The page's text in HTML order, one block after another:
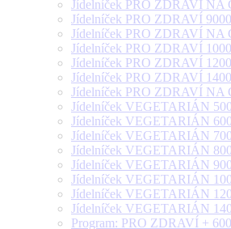
Jídelníček PRO ZDRAVÍ NA
Jídelníček PRO ZDRAVÍ
Jídelníček PRO ZDRAVÍ NA
Jídelníček PRO ZDRAVÍ
Jídelníček PRO ZDRAVÍ
Jídelníček PRO ZDRAVÍ
Jídelníček PRO ZDRAVÍ NA
Jídelníček VEGETARIÁN
Jídelníček VEGETARIÁN
Jídelníček VEGETARIÁN
Jídelníček VEGETARIÁN
Jídelníček VEGETARIÁN
Jídelníček VEGETARIÁN
Jídelníček VEGETARIÁN
Jídelníček VEGETARIÁN
Program: PRO ZDRAVÍ +